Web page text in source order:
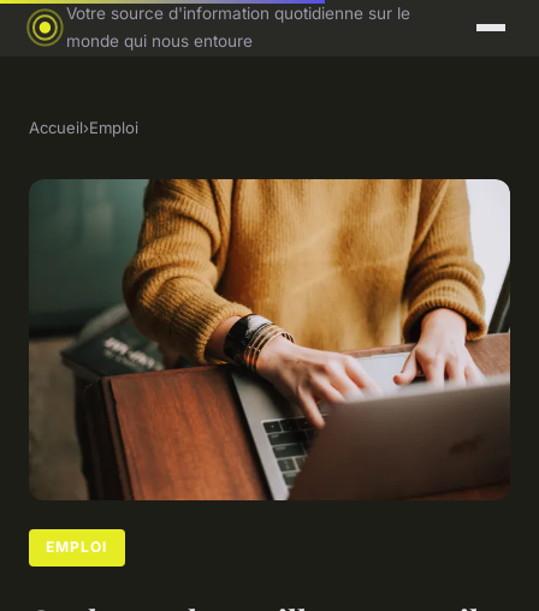
Votre source d'information quotidienne sur le
monde qui nous entoure
Accueil›Emploi
EMPLOI